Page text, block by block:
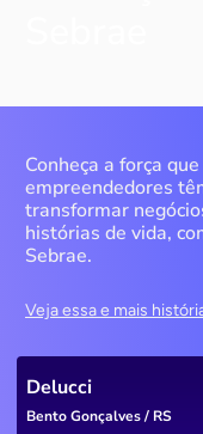
Conheça a força que
empreendedores
transformar
histórias de vida,
Sebrae.
Veja essa e mais
Delucci
Bento Gonçalves / RS